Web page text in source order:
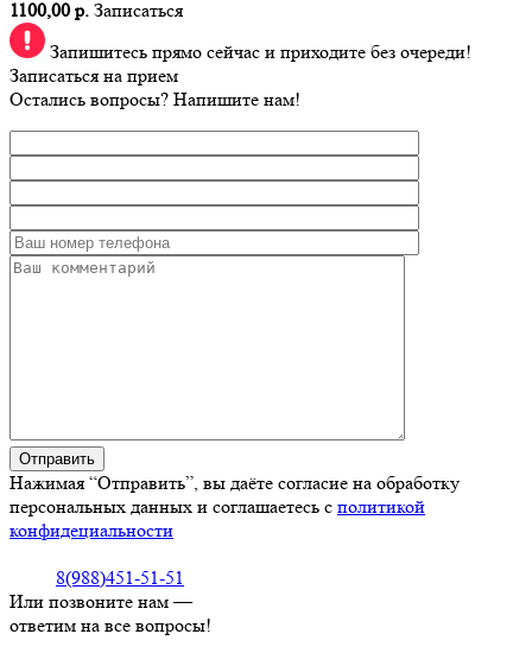
1100,00 р. Записаться
Запишитесь прямо сейчас и приходите без очереди!
Записаться на прием
Остались вопросы? Напишите нам!
Нажимая “Отправить”, вы даёте согласие на обработку
персональных данных и соглашаетесь с политикой
конфидециальности
8(988)451-51-51
Или позвоните нам —
ответим на все вопросы!